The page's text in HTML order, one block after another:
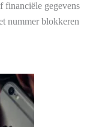
financiële gegevens
nummer blokkeren